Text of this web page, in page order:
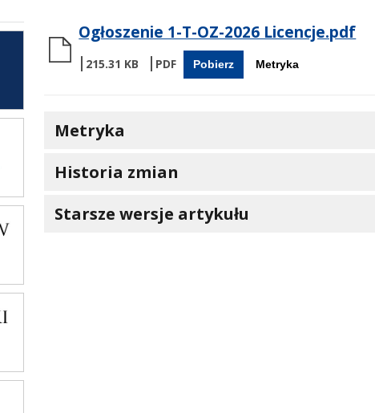
Ogłoszenie 1-T-OZ-2026 Licencje.pdf
215.31 KB Pobierz Metryka
Metryka
Historia zmian
Starsze wersje artykułu